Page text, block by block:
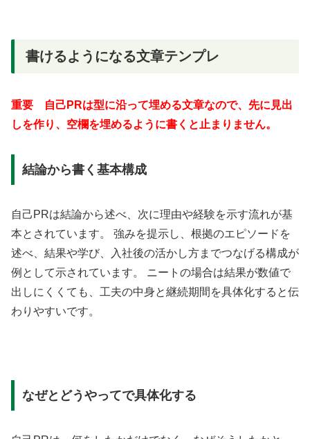
書けるようになる文章テンプレ
重要 自己PRは型に沿って埋める文章なので、先に見出
しを作り、空欄を埋めるように書くと止まりません。
結論から書く基本構成
自己PRは結論から述べ、次に理由や経験を示す流れが基
本とされています。 強みを提示し、根拠のエピソードを
述べ、結果や学び、入社後の活かし方までつなげる構成が
例として示されています。 ニートの場合は結果が数値で
出しにくくても、工夫の中身と継続期間を具体化すると伝
わりやすいです。
なぜとどうやってで具体化する